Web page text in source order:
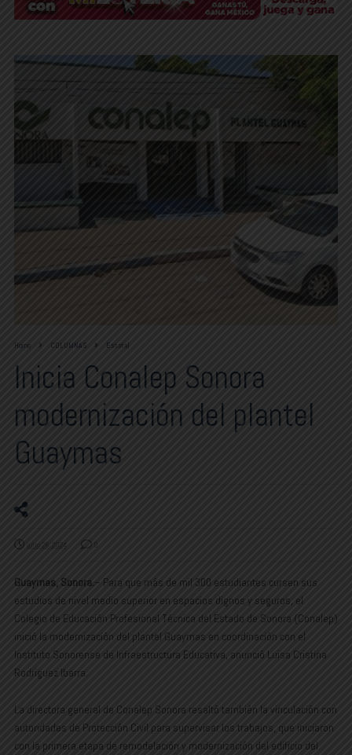
Home COLUMNAS Estatal
Inicia Conalep Sonora
modernización del plantel
Guaymas
julio 26, 2024 0
Guaymas, Sonora.– Para que más de mil 300 estudiantes cursen sus
estudios de nivel medio superior en espacios dignos y seguros, el
Colegio de Educación Profesional Técnica del Estado de Sonora (Conalep)
inició la modernización del plantel Guaymas en coordinación con el
Instituto Sonorense de Infraestructura Educativa, anunció Luisa Cristina
Rodríguez Ibarra.
La directora general de Conalep Sonora resaltó también la vinculación con
autoridades de Protección Civil para supervisar los trabajos, que iniciaron
con la primera etapa de remodelación y modernización del edificio del